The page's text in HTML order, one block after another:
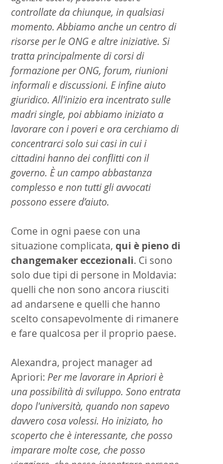
controllate da chiunque, in qualsiasi
momento. Abbiamo anche un centro di
risorse per le ONG e altre iniziative. Si
tratta principalmente di corsi di
formazione per ONG, forum, riunioni
informali e discussioni. E infine aiuto
giuridico. All'inizio era incentrato sulle
madri single, poi abbiamo iniziato a
lavorare con i poveri e ora cerchiamo di
concentrarci solo sui casi in cui i
cittadini hanno dei conflitti con il
governo. È un campo abbastanza
complesso e non tutti gli avvocati
possono essere d’aiuto.
Come in ogni paese con una
situazione complicata, qui è pieno di
changemaker eccezionali. Ci sono
solo due tipi di persone in Moldavia:
quelli che non sono ancora riusciti
ad andarsene e quelli che hanno
scelto consapevolmente di rimanere
e fare qualcosa per il proprio paese.
Alexandra, project manager ad
Apriori: Per me lavorare in Apriori è
una possibilità di sviluppo. Sono entrata
dopo l'università, quando non sapevo
davvero cosa volessi. Ho iniziato, ho
scoperto che è interessante, che posso
imparare molte cose, che posso